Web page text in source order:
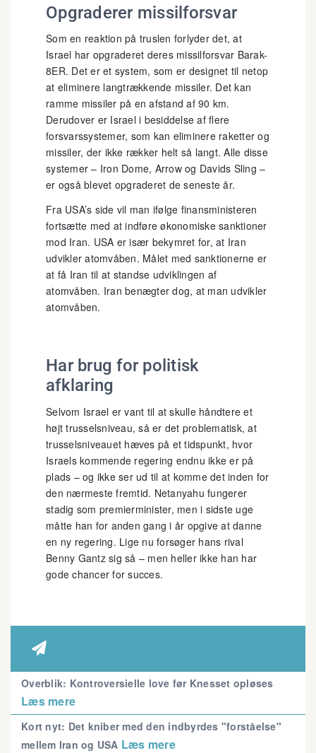
Opgraderer missilforsvar
Som en reaktion på truslen forlyder det, at
Israel har opgraderet deres missilforsvar Barak-
8ER. Det er et system, som er designet til netop
at eliminere langtrækkende missiler. Det kan
ramme missiler på en afstand af 90 km.
Derudover er Israel i besiddelse af flere
forsvarssystemer, som kan eliminere raketter og
missiler, der ikke rækker helt så langt. Alle disse
systemer – Iron Dome, Arrow og Davids Sling –
er også blevet opgraderet de seneste år.
Fra USA’s side vil man ifølge finansministeren
fortsætte med at indføre økonomiske sanktioner
mod Iran. USA er især bekymret for, at Iran
udvikler atomvåben. Målet med sanktionerne er
at få Iran til at standse udviklingen af
atomvåben. Iran benægter dog, at man udvikler
atomvåben.
Har brug for politisk
afklaring
Selvom Israel er vant til at skulle håndtere et
højt trusselsniveau, så er det problematisk, at
trusselsniveauet hæves på et tidspunkt, hvor
Israels kommende regering endnu ikke er på
plads – og ikke ser ud til at komme det inden for
den nærmeste fremtid. Netanyahu fungerer
stadig som premierminister, men i sidste uge
måtte han for anden gang i år opgive at danne
en ny regering. Lige nu forsøger hans rival
Benny Gantz sig så – men heller ikke han har
gode chancer for succes.

Overblik: Kontroversielle love før Knesset opløses
Læs mere
Kort nyt: Det kniber med den indbyrdes "forståelse"
mellem Iran og USA Læs mere